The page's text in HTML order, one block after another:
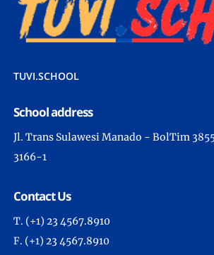
TUVI.SCHOOL
School address
Jl. Trans Sulawesi Manado - BolTim
3166-1
Contact Us
T. (+1) 23 4567.8910
F. (+1) 23 4567.8910